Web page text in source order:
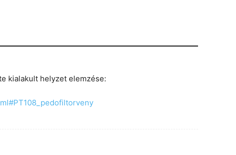
kialakult helyzet elemzése: